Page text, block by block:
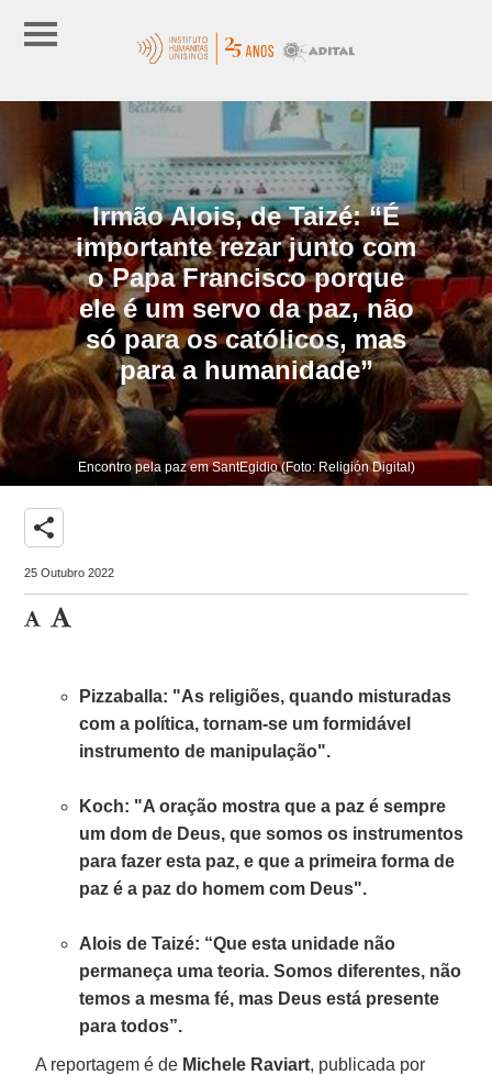
Irmão Alois, de Taizé: “É
importante rezar junto com
o Papa Francisco porque
ele é um servo da paz, não
só para os católicos, mas
para a humanidade”
Encontro pela paz em SantEgidio (Foto: Religión Digital)
share
25 Outubro 2022
Pizzaballa: "As religiões, quando misturadas
com a política, tornam-se um formidável
instrumento de manipulação".
Koch: "A oração mostra que a paz é sempre
um dom de Deus, que somos os instrumentos
para fazer esta paz, e que a primeira forma de
paz é a paz do homem com Deus".
Alois de Taizé: “Que esta unidade não
permaneça uma teoria. Somos diferentes, não
temos a mesma fé, mas Deus está presente
para todos”.
A reportagem é de Michele Raviart, publicada por